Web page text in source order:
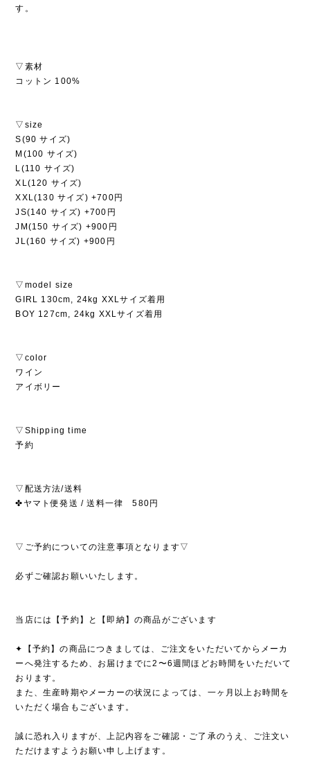
す。
▽素材
コットン 100%
▽size
S(90 サイズ)
M(100 サイズ)
L(110 サイズ)
XL(120 サイズ)
XXL(130 サイズ) +700円
JS(140 サイズ) +700円
JM(150 サイズ) +900円
JL(160 サイズ) +900円
▽model size
GIRL 130cm, 24kg XXLサイズ着用
BOY 127cm, 24kg XXLサイズ着用
▽color
ワイン
アイボリー
▽Shipping time
予約
▽配送方法/送料
✤ヤマト便発送 / 送料一律 580円
▽ご予約についての注意事項となります▽
必ずご確認お願いいたします。
当店には【予約】と【即納】の商品がございます
✦【予約】の商品につきましては、ご注文をいただいてからメーカ
ーへ発注するため、お届けまでに2〜6週間ほどお時間をいただいて
おります。
また、生産時期やメーカーの状況によっては、一ヶ月以上お時間を
いただく場合もございます。
誠に恐れ入りますが、上記内容をご確認・ご了承のうえ、ご注文い
ただけますようお願い申し上げます。